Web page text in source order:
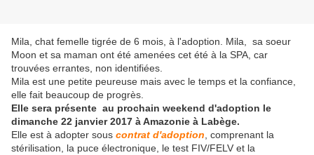
Mila, chat femelle tigrée de 6 mois, à l'adoption. Mila, sa soeur
Moon et sa maman ont été amenées cet été à la SPA, car
trouvées errantes, non identifiées.
Mila est une petite peureuse mais avec le temps et la confiance,
elle fait beaucoup de progrès.
Elle sera présente au prochain weekend d'adoption le
dimanche 22 janvier 2017 à Amazonie à Labège.
Elle est à adopter sous contrat d'adoption , comprenant la
stérilisation, la puce électronique, le test FIV/FELV et la